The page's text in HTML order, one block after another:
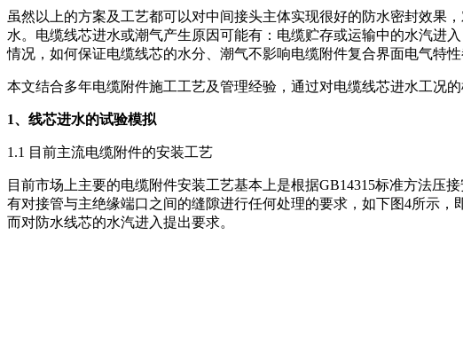
虽然以上的方案及工艺都可以对中间接头主体实现很好的防水密封效果
水。电缆线芯进水或潮气产生原因可能有：电缆贮存或运输中的水汽进
情况，如何保证电缆线芯的水分、潮气不影响电缆附件复合界面电气特性
本文结合多年电缆附件施工工艺及管理经验，通过对电缆线芯进水工况
1、线芯进水的试验模拟
1.1 目前主流电缆附件的安装工艺
目前市场上主要的电缆附件安装工艺基本上是根据GB14315标准方法
有对接管与主绝缘端口之间的缝隙进行任何处理的要求，如下图4所示
而对防水线芯的水汽进入提出要求。